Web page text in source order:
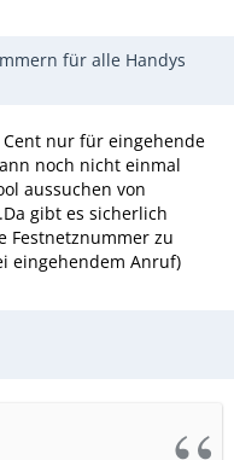
für alle Handys
nur für eingehende
noch nicht einmal
aussuchen von
gibt es sicherlich
Festnetznummer zu
eingehendem Anruf)